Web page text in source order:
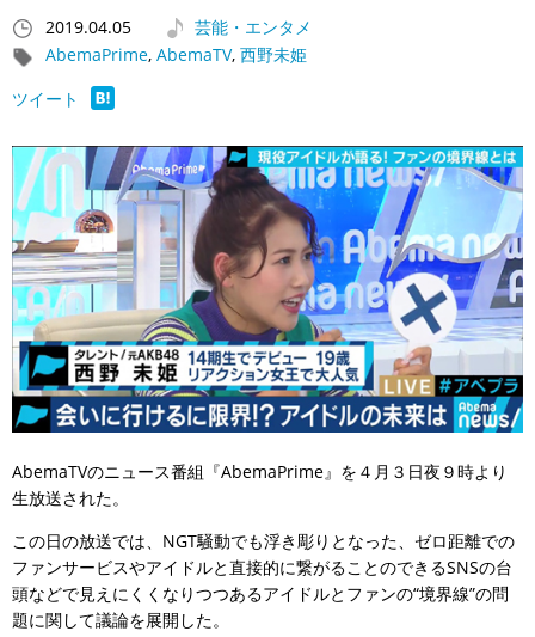
2019.04.05
芸能・エンタメ
AbemaPrime, AbemaTV, 西野未姫
ツイート
AbemaTVのニュース番組『AbemaPrime』を４月３日夜９時より
生放送された。
この日の放送では、NGT騒動でも浮き彫りとなった、ゼロ距離での
ファンサービスやアイドルと直接的に繋がることのできるSNSの台
頭などで見えにくくなりつつあるアイドルとファンの“境界線”の問
題に関して議論を展開した。